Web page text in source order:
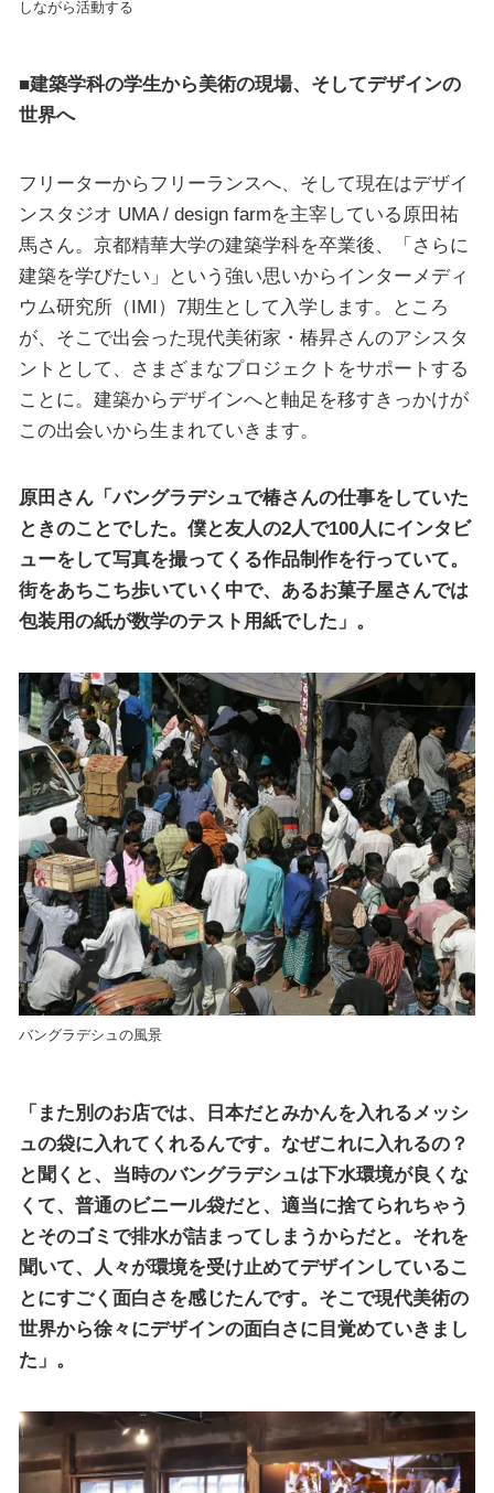
しながら活動する
■建築学科の学生から美術の現場、そしてデザインの
世界へ
フリーターからフリーランスへ、そして現在はデザイ
ンスタジオ UMA / design farmを主宰している原田祐
馬さん。京都精華大学の建築学科を卒業後、「さらに
建築を学びたい」という強い思いからインターメディ
ウム研究所（IMI）7期生として入学します。ところ
が、そこで出会った現代美術家・椿昇さんのアシスタ
ントとして、さまざまなプロジェクトをサポートする
ことに。建築からデザインへと軸足を移すきっかけが
この出会いから生まれていきます。
原田さん「バングラデシュで椿さんの仕事をしていた
ときのことでした。僕と友人の2人で100人にインタビ
ューをして写真を撮ってくる作品制作を行っていて。
街をあちこち歩いていく中で、あるお菓子屋さんでは
包装用の紙が数学のテスト用紙でした」。
バングラデシュの風景
「また別のお店では、日本だとみかんを入れるメッシ
ュの袋に入れてくれるんです。なぜこれに入れるの？
と聞くと、当時のバングラデシュは下水環境が良くな
くて、普通のビニール袋だと、適当に捨てられちゃう
とそのゴミで排水が詰まってしまうからだと。それを
聞いて、人々が環境を受け止めてデザインしているこ
とにすごく面白さを感じたんです。そこで現代美術の
世界から徐々にデザインの面白さに目覚めていきまし
た」。